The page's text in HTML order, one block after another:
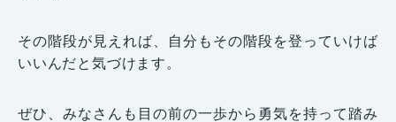
その階段が見えれば、自分もその階段を登っていけば
いいんだと気づけます。
ぜひ、みなさんも目の前の一歩から勇気を持って踏み